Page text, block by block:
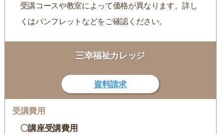
受講コースや教室によって価格が異なります。詳し
くはパンフレットなどをご確認ください。
三幸福祉カレッジ
資料請求
〇講座受講費用